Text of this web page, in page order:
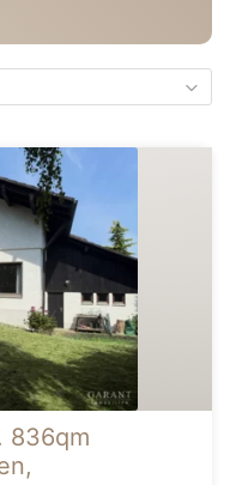
836qm